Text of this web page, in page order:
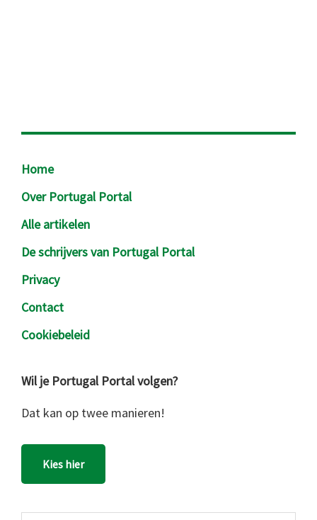
Footer
Home
Over Portugal Portal
Alle artikelen
De schrijvers van Portugal Portal
Privacy
Contact
Cookiebeleid
Wil je Portugal Portal volgen?
Dat kan op twee manieren!
Kies hier